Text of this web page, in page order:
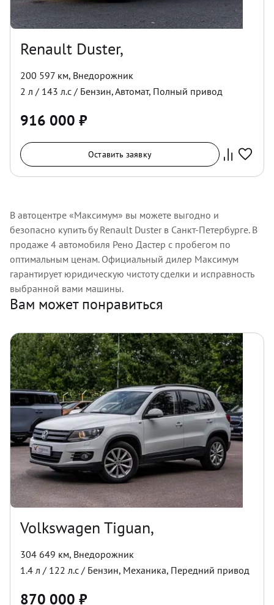
Renault Duster,
200 597 км, Внедорожник
2 л / 143 л.с / Бензин,Автомат, Полный привод
916 000 ₽
Оставить заявку
В автоцентре «Максимум» вы можете выгодно и
безопасно купить бу Renault Duster в Санкт-Петербурге. В
продаже 4 автомобиля Рено Дастер с пробегом по
оптимальным ценам. Официальный дилер Максимум
гарантирует юридическую чистоту сделки и исправность
выбранной вами машины.
Вам может понравиться
Volkswagen Tiguan,
304 649 км, Внедорожник
1.4 л / 122 л.с / Бензин, Механика, Передний привод
870 000 ₽